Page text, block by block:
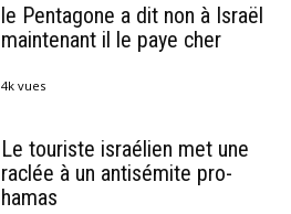
le Pentagone a dit non à Israël
maintenant il le paye cher
4k vues
Le touriste israélien met une
raclée à un antisémite pro-
hamas